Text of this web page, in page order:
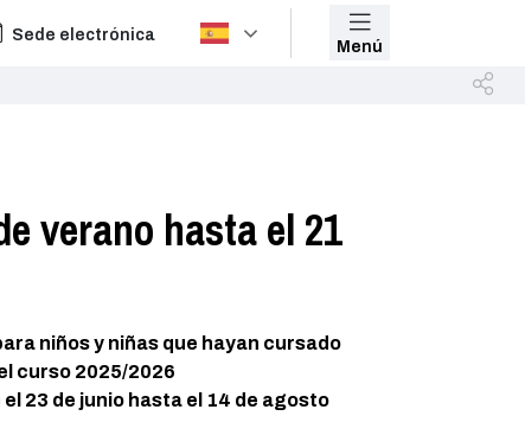
Sede electrónica
Menú
verano hasta el 21
niños y niñas que hayan cursado
curso 2025/2026
23 de junio hasta el 14 de agosto